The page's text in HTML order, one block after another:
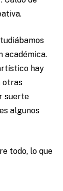
académica.
hay
otras
suerte
algunos
todo, lo que